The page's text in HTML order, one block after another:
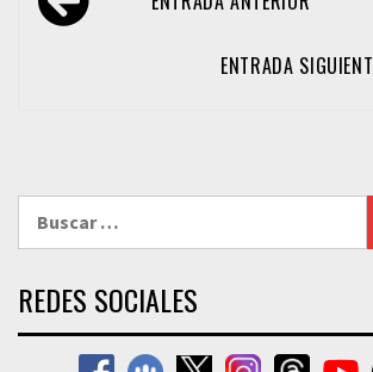
de
ENTRADA
REDES SOCIALES